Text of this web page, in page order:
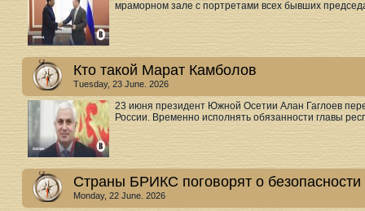
мраморном зале с портретами всех бывших
Кто такой Марат Камболов
Tuesday, 23 June. 2026
23 июня президент Южной Осетии Алан Гаглоев
России. Временно исполнять обязанности главы
Страны БРИКС поговорят о
Monday, 22 June. 2026